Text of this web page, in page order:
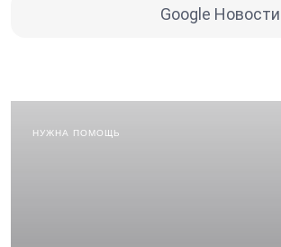
Google Новости
НУЖНА ПОМОЩЬ